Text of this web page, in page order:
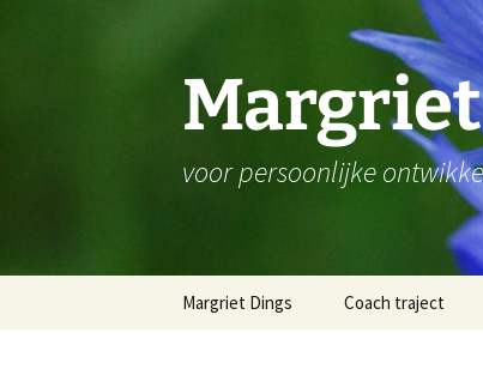
voor persoonlijke
Margriet Dings Coach traject